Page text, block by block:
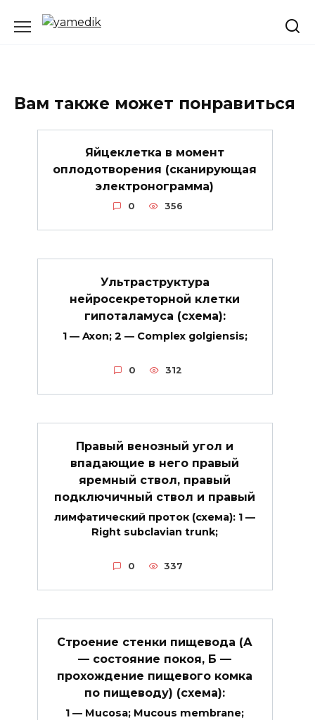
Вам также может понравиться
Яйцеклетка в момент
оплодотворения (сканирующая
электронограмма)
0 356
Ультраструктура
нейросекреторной клетки
гипоталамуса (схема):
1 — Axon; 2 — Complex golgiensis;
0 312
Правый венозный угол и
впадающие в него правый
яремный ствол, правый
подключичный ствол и правый
лимфатический проток (схема): 1 —
Right subclavian trunk;
0 337
Строение стенки пищевода (А
— состояние покоя, Б —
прохождение пищевого комка
по пищеводу) (схема):
1 — Mucosa; Mucous membrane;